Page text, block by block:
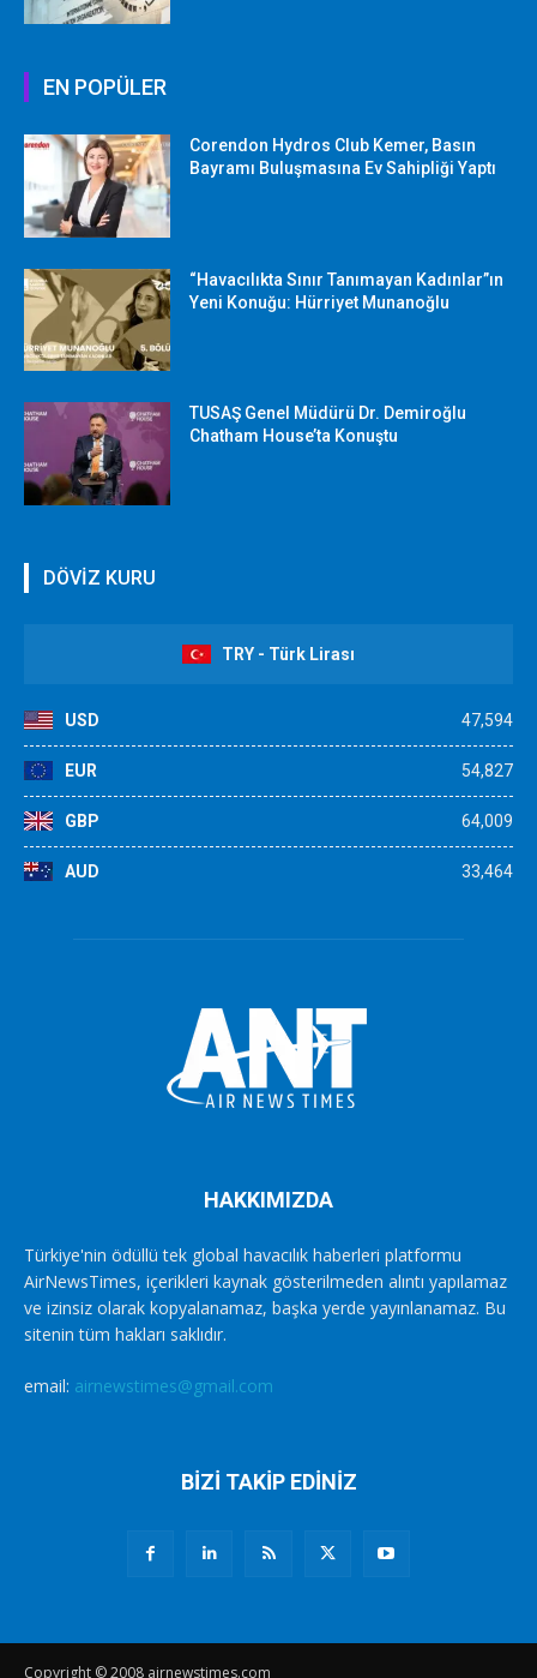
EN POPÜLER
Corendon Hydros Club Kemer, Basın
Bayramı Buluşmasına Ev Sahipliği Yaptı
“Havacılıkta Sınır Tanımayan Kadınlar”ın
Yeni Konuğu: Hürriyet Munanoğlu
TUSAŞ Genel Müdürü Dr. Demiroğlu
Chatham House’ta Konuştu
DÖVİZ KURU
TRY - Türk Lirası
USD 47,594
EUR 54,827
GBP 64,009
AUD 33,464
HAKKIMIZDA
Türkiye'nin ödüllü tek global havacılık haberleri platformu
AirNewsTimes, içerikleri kaynak gösterilmeden alıntı yapılamaz
ve izinsiz olarak kopyalanamaz, başka yerde yayınlanamaz. Bu
sitenin tüm hakları saklıdır.
email: airnewstimes@gmail.com
BİZİ TAKİP EDİNİZ
Copyright © 2008 airnewstimes.com